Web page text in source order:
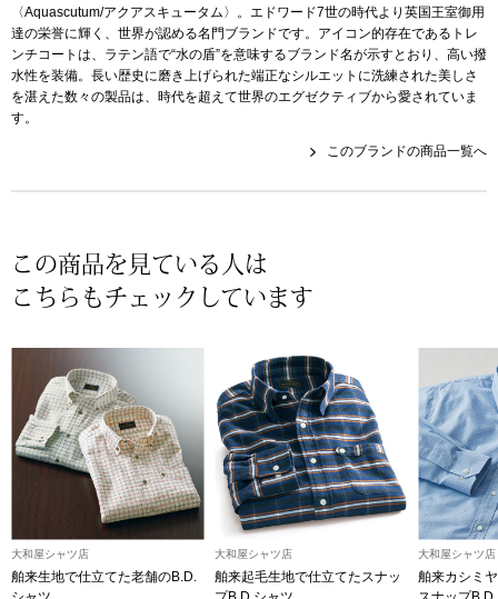
セイコー〉マウリッツハイス美術館公認フェ
ルメールオマージュウオッチ
ランド
すべて見る
ア
ベルト
靴下
サングラス／
和装小物
その他
その他
〈Aquascutum/アクアスキュータム〉。エドワード7世の時代より英国王室御用
達の栄誉に輝く、世界が認める名門ブランドです。アイコン的存在であるトレ
ンチコートは、ラテン語で“水の盾”を意味するブランド名が示すとおり、高い撥
水性を装備。長い歴史に磨き上げられた端正なシルエットに洗練された美しさ
を湛えた数々の製品は、時代を超えて世界のエグゼクティブから愛されていま
す。
このブランドの商品一覧へ
この商品を見ている人は
こちらもチェックしています
大和屋シャツ店
舶来生地で仕立てた老舗のB.D.
大和屋シャツ店
舶来起毛生地で仕立てたスナッ
大和屋シャツ店
舶来カシミ